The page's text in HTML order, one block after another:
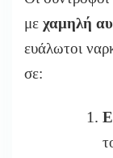
με χαμηλή
ευάλωτοι
σε: